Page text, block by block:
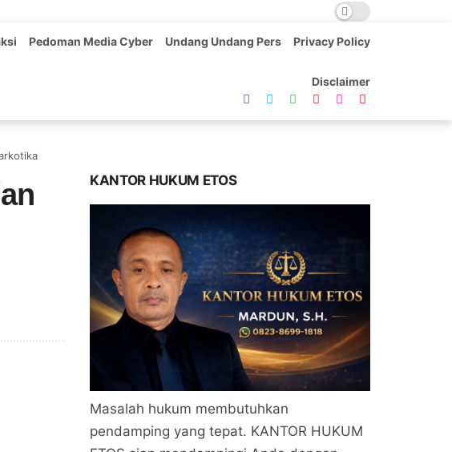
Pedoman Media Cyber Undang Undang Pers Privacy Policy
Disclaimer
KANTOR HUKUM ETOS
Masalah hukum membutuhkan
pendamping yang tepat. KANTOR HUKUM